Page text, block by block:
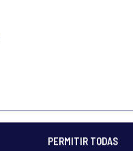
PERMITIR TODAS